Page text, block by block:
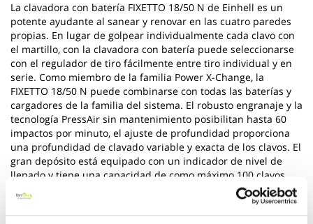
La clavadora con batería FIXETTO 18/50 N de Einhell es un
potente ayudante al sanear y renovar en las cuatro paredes
propias. En lugar de golpear individualmente cada clavo con
el martillo, con la clavadora con batería puede seleccionarse
con el regulador de tiro fácilmente entre tiro individual y en
serie. Como miembro de la familia Power X-Change, la
FIXETTO 18/50 N puede combinarse con todas las baterías y
cargadores de la familia del sistema. El robusto engranaje y la
tecnología PressAir sin mantenimiento posibilitan hasta 60
impactos por minuto, el ajuste de profundidad proporciona
una profundidad de clavado variable y exacta de los clavos. El
gran depósito está equipado con un indicador de nivel de
llenado y tiene una capacidad de como máximo 100 clavos.
Presionando un botón se puede abrir y rellenar de forma
sencilla. Los clavos atascados en el canal de tiro pueden
retirarse sin herramientas. La clavadora con batería puede